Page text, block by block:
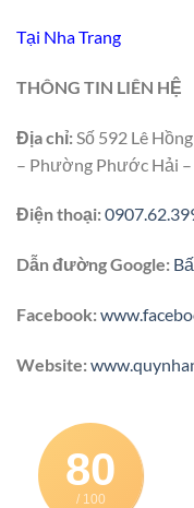
Tại Nha Trang
THÔNG TIN LIÊN HỆ
Địa chỉ: Số 592 Lê
– Phường Phước Hải –
Điện thoại:
Dẫn đường Google:
Facebook:
Website:
80
/ 100